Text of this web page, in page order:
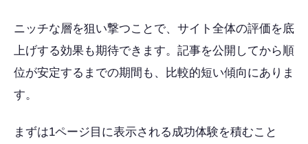
ニッチな層を狙い撃つことで、サイト全体の評価を底
上げする効果も期待できます。記事を公開してから順
位が安定するまでの期間も、比較的短い傾向にありま
す。
まずは1ページ目に表示される成功体験を積むこと